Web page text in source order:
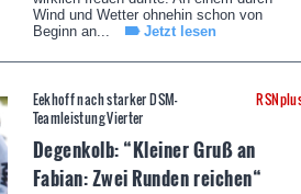
Wind und Wetter ohnehin schon von
Beginn an...
Jetzt lesen
Eekhoff nach starker DSM-
Teamleistung Vierter
Degenkolb: “Kleiner Gruß an
Fabian: Zwei Runden reichen“